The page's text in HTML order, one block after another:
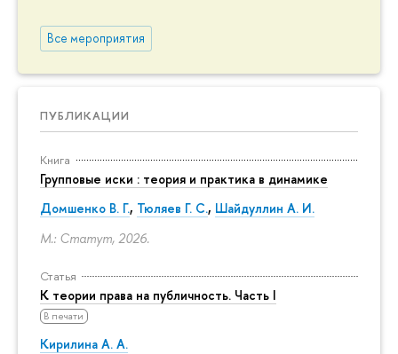
Все мероприятия
ПУБЛИКАЦИИ
Книга
Групповые иски : теория и практика в динамике
Домшенко В. Г., Тюляев Г. С., Шайдуллин А. И.
М.: Статут, 2026.
Статья
К теории права на публичность. Часть I
В печати
Кирилина А. А.